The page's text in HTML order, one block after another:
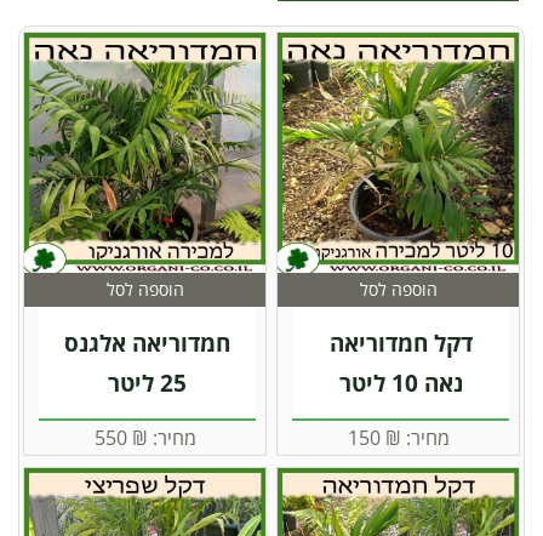
הוספה לסל
דקל חמדוריאה
נאה 10 ליטר
מחיר: ₪
150
הוספה לסל
חמדוריאה אלגנס
25 ליטר
מחיר: ₪
550